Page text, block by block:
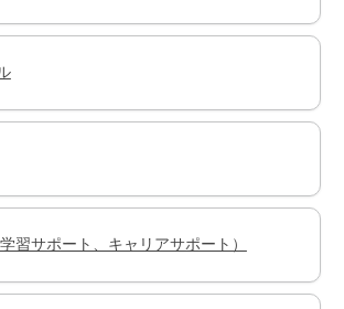
習サポート、キャリアサポート）